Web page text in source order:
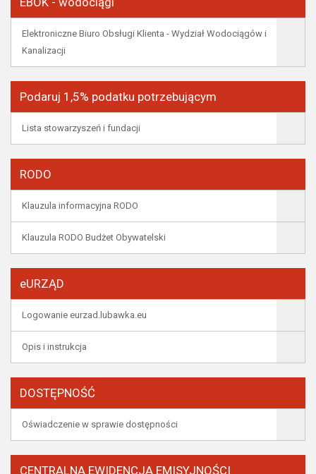
Elektroniczne Biuro Obsługi Klienta - Wydział Wodociągów i
Kanalizacji
Podaruj 1,5% podatku potrzebującym
Lista stowarzyszeń i fundacji
RODO
Klauzula informacyjna RODO
Klauzula RODO Budżet Obywatelski
eURZĄD
Logowanie eurzad.lubawka.eu
Opis i instrukcja
DOSTĘPNOŚĆ
Oświadczenie w sprawie dostępności
CENTRALNA EWIDENCJA EMISYJNOŚCI